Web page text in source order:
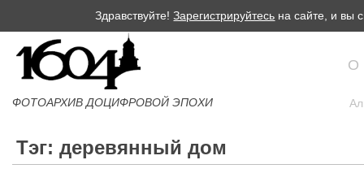
Здравствуйте!Зарегистрируйтесь на сайте, и вы
ФОТОАРХИВ ДОЦИФРОВОЙ ЭПОХИ
О
Тэг: деревянный дом